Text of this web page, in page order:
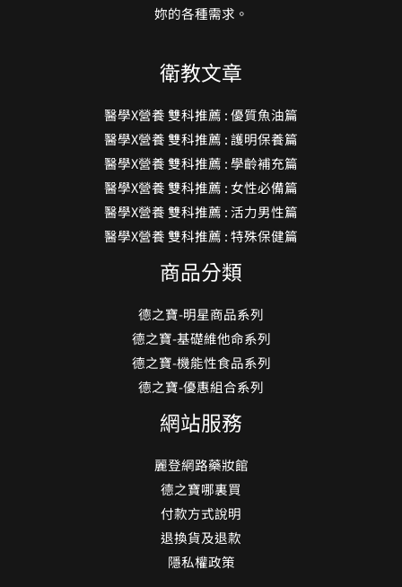
妳的各種需求。
衛教文章
醫學X營養 雙科推薦 : 優質魚油篇
醫學X營養 雙科推薦 : 護明保養篇
醫學X營養 雙科推薦 : 學齡補充篇
醫學X營養 雙科推薦 : 女性必備篇
醫學X營養 雙科推薦 : 活力男性篇
醫學X營養 雙科推薦 : 特殊保健篇
商品分類
德之寶-明星商品系列
德之寶-基礎維他命系列
德之寶-機能性食品系列
德之寶-優惠組合系列
網站服務
麗登網路藥妝館
德之寶哪裏買
付款方式說明
退換貨及退款
隱私權政策